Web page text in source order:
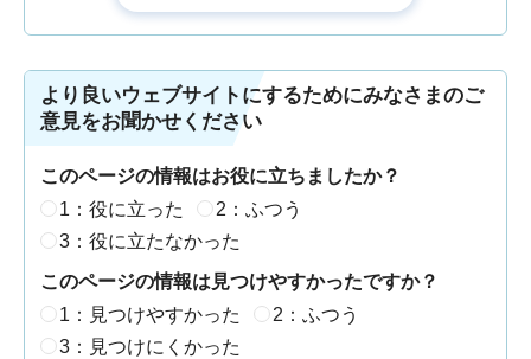
より良いウェブサイトにするためにみなさまのご
意見をお聞かせください
このページの情報はお役に立ちましたか？
1：役に立った
2：ふつう
3：役に立たなかった
このページの情報は見つけやすかったですか？
1：見つけやすかった
2：ふつう
3：見つけにくかった